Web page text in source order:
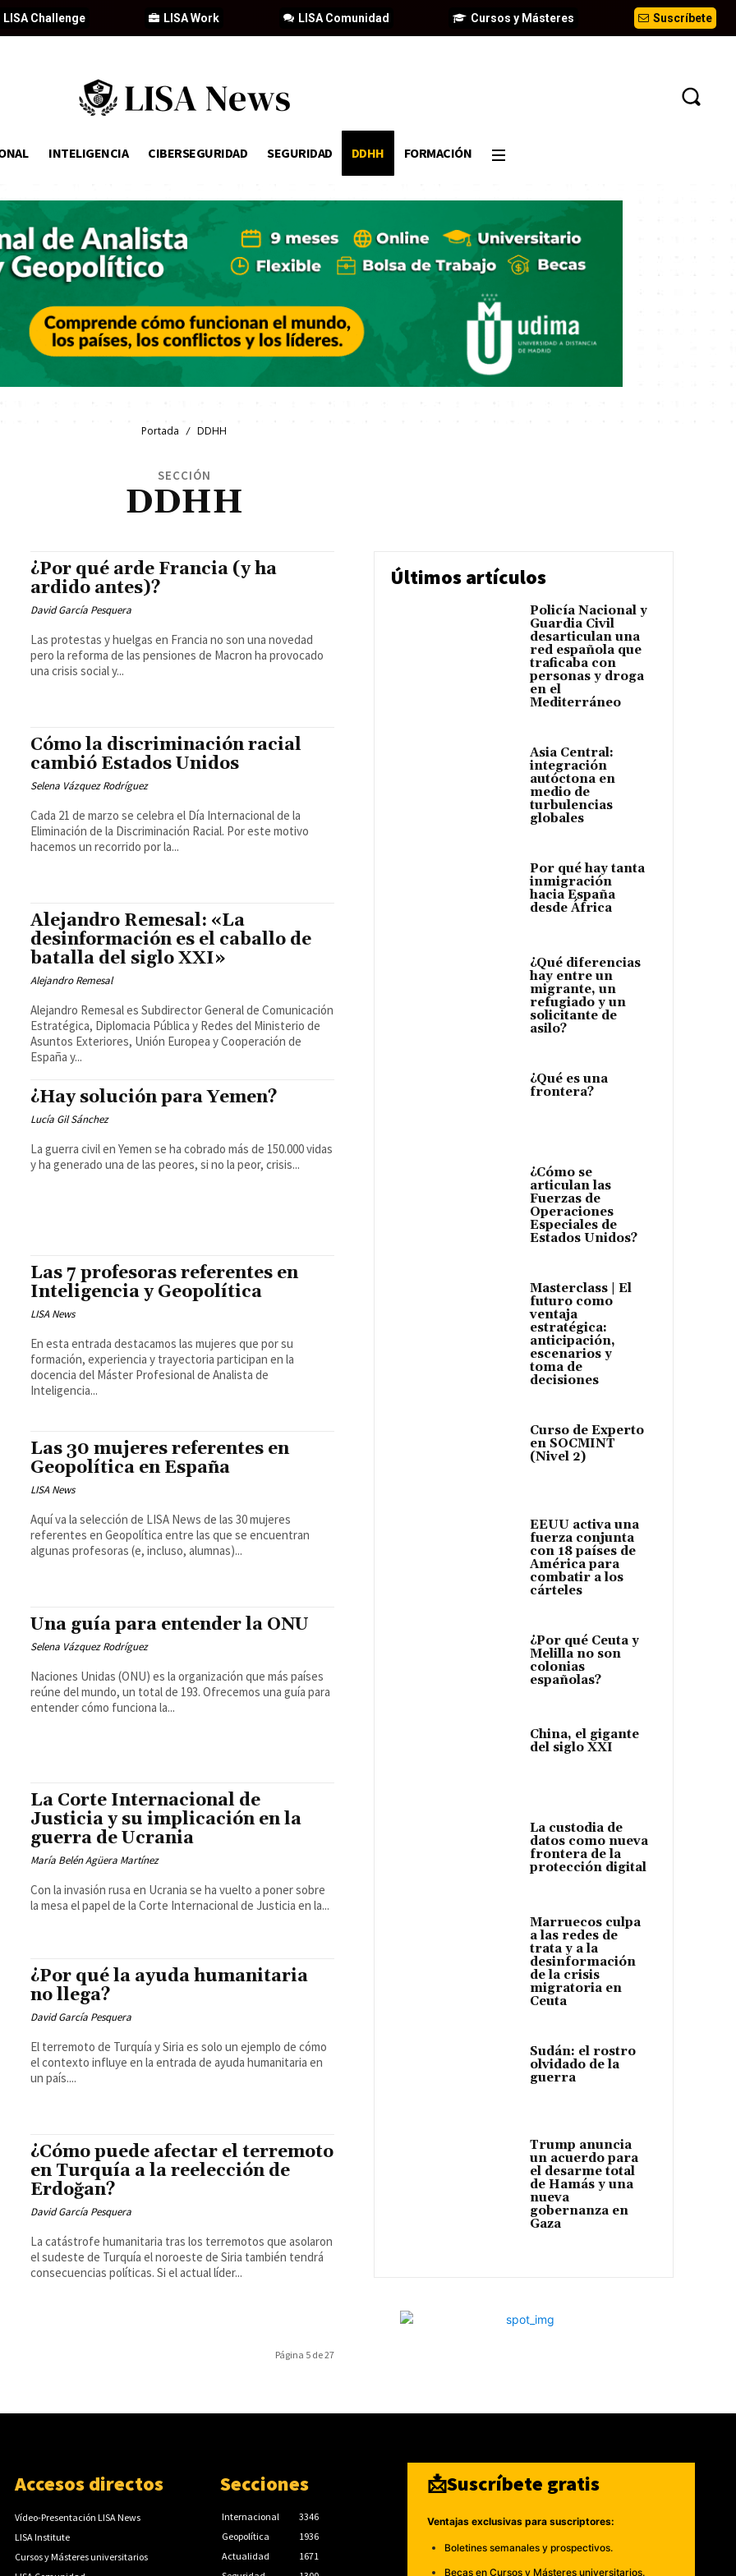
Suscríbete
Cursos y Másteres
LISA Comunidad
LISA Work
LISA Challenge
INTELIGENCIA CIBERSEGURIDAD SEGURIDAD DDHH FORMACIÓN
Portada DDHH
SECCIÓN
DDHH
¿Por qué arde Francia (y ha
ardido antes)?
David García Pesquera
Las protestas y huelgas en Francia no son una novedad
pero la reforma de las pensiones de Macron ha provocado
una crisis social y...
Cómo la discriminación racial
cambió Estados Unidos
Selena Vázquez Rodríguez
Cada 21 de marzo se celebra el Día Internacional de la
Eliminación de la Discriminación Racial. Por este motivo
hacemos un recorrido por la...
Alejandro Remesal: «La
desinformación es el caballo de
batalla del siglo XXI»
Alejandro Remesal
Alejandro Remesal es Subdirector General de Comunicación
Estratégica, Diplomacia Pública y Redes del Ministerio de
Asuntos Exteriores, Unión Europea y Cooperación de
España y...
¿Hay solución para Yemen?
Lucía Gil Sánchez
La guerra civil en Yemen se ha cobrado más de 150.000 vidas
y ha generado una de las peores, si no la peor, crisis...
Las 7 profesoras referentes en
Inteligencia y Geopolítica
LISA News
En esta entrada destacamos las mujeres que por su
formación, experiencia y trayectoria participan en la
docencia del Máster Profesional de Analista de
Inteligencia...
Las 30 mujeres referentes en
Geopolítica en España
LISA News
Aquí va la selección de LISA News de las 30 mujeres
referentes en Geopolítica entre las que se encuentran
algunas profesoras (e, incluso, alumnas)...
Una guía para entender la ONU
Selena Vázquez Rodríguez
Naciones Unidas (ONU) es la organización que más países
reúne del mundo, un total de 193. Ofrecemos una guía para
entender cómo funciona la...
La Corte Internacional de
Justicia y su implicación en la
guerra de Ucrania
María Belén Agüera Martínez
Con la invasión rusa en Ucrania se ha vuelto a poner sobre
la mesa el papel de la Corte Internacional de Justicia en la...
¿Por qué la ayuda humanitaria
no llega?
David García Pesquera
El terremoto de Turquía y Siria es solo un ejemplo de cómo
el contexto influye en la entrada de ayuda humanitaria en
un país....
¿Cómo puede afectar el terremoto
en Turquía a la reelección de
Erdoğan?
David García Pesquera
La catástrofe humanitaria tras los terremotos que asolaron
el sudeste de Turquía el noroeste de Siria también tendrá
consecuencias políticas. Si el actual líder...
Página 5 de 27
Últimos artículos
Policía Nacional y
Guardia Civil
desarticulan una
red española que
traficaba con
personas y droga
en el
Mediterráneo
Asia Central:
integración
autóctona en
medio de
turbulencias
globales
Por qué hay tanta
inmigración
hacia España
desde África
¿Qué diferencias
hay entre un
migrante, un
refugiado y un
solicitante de
asilo?
¿Qué es una
frontera?
¿Cómo se
articulan las
Fuerzas de
Operaciones
Especiales de
Estados Unidos?
Masterclass | El
futuro como
ventaja
estratégica:
anticipación,
escenarios y
toma de
decisiones
Curso de Experto
en SOCMINT
(Nivel 2)
EEUU activa una
fuerza conjunta
con 18 países de
América para
combatir a los
cárteles
¿Por qué Ceuta y
Melilla no son
colonias
españolas?
China, el gigante
del siglo XXI
La custodia de
datos como nueva
frontera de la
protección digital
Marruecos culpa
a las redes de
trata y a la
desinformación
de la crisis
migratoria en
Ceuta
Sudán: el rostro
olvidado de la
guerra
Trump anuncia
un acuerdo para
el desarme total
de Hamás y una
nueva
gobernanza en
Gaza
Accesos directos
Vídeo-Presentación LISA News
LISA Institute
Cursos y Másteres universitarios
Secciones
Internacional
3346
Geopolítica
1936
Actualidad
1671
📩Suscríbete gratis
Ventajas exclusivas para suscriptores:
Boletines semanales y prospectivos.
Becas en Cursos y Másteres universitarios.